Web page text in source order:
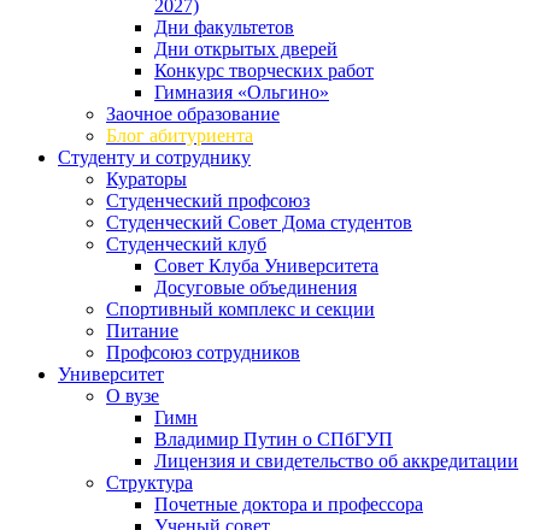
2027)
Дни факультетов
Дни открытых дверей
Конкурс творческих работ
Гимназия «Ольгино»
Заочное образование
Блог абитуриента
Студенту и сотруднику
Кураторы
Студенческий профсоюз
Студенческий Совет Дома студентов
Студенческий клуб
Совет Клуба Университета
Досуговые объединения
Спортивный комплекс и секции
Питание
Профсоюз сотрудников
Университет
О вузе
Гимн
Владимир Путин о СПбГУП
Лицензия и свидетельство об аккредитации
Структура
Почетные доктора и профессора
Ученый совет